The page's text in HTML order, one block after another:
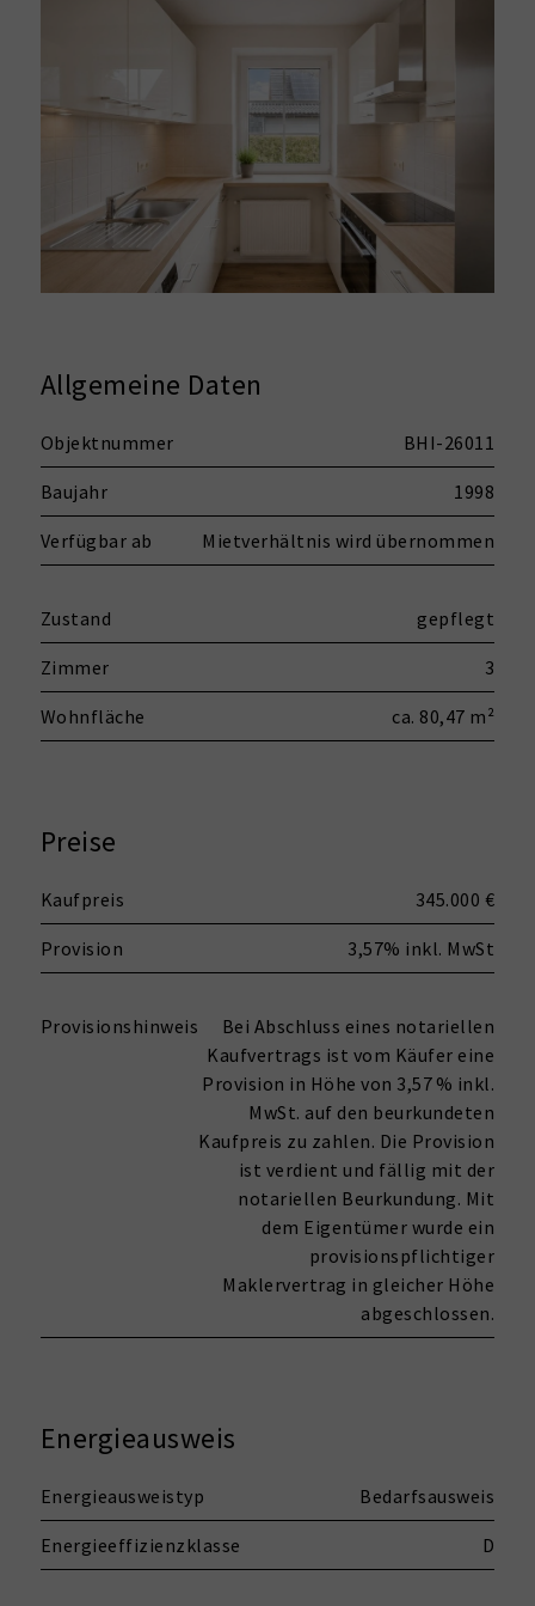
Allgemeine Daten
Objektnummer BHI-26011
Baujahr 1998
Verfügbar ab Mietverhältnis wird übernommen
Zustand gepflegt
Zimmer 3
Wohnfläche ca. 80,47 m²
Preise
Kaufpreis 345.000 €
Provision 3,57% inkl. MwSt
Provisionshinweis
Bei Abschluss eines notariellen
Kaufvertrags ist vom Käufer eine
Provision in Höhe von 3,57 % inkl.
MwSt. auf den beurkundeten
Kaufpreis zu zahlen. Die Provision
ist verdient und fällig mit der
notariellen Beurkundung. Mit
dem Eigentümer wurde ein
provisionspflichtiger
Maklervertrag in gleicher Höhe
abgeschlossen.
Energieausweis
Energieausweistyp Bedarfsausweis
Energieeffizienzklasse D